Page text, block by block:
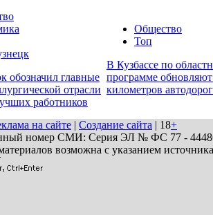
обозначил главные
отрасли
работников
Общество
Топ
В Кузбассе по
программе
километров автодорог
на сайте | Создание сайта | 18+
номер СМИ: Серия ЭЛ № ФС 77 - 44486
возможна с указанием